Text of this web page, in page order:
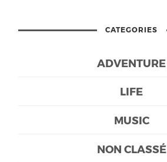
CATEGORIES
ADVENTURE
LIFE
MUSIC
NON CLASSÉ